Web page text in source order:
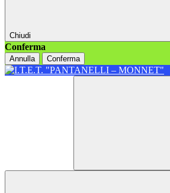
Chiudi
Conferma
Annulla Conferma